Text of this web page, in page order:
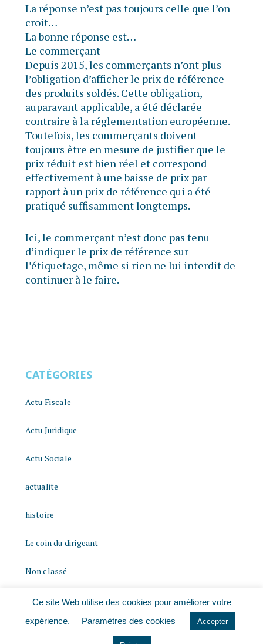
La réponse n’est pas toujours celle que l’on
croit…
La bonne réponse est…
Le commerçant
Depuis 2015, les commerçants n’ont plus
l’obligation d’afficher le prix de référence
des produits soldés. Cette obligation,
auparavant applicable, a été déclarée
contraire à la réglementation européenne.
Toutefois, les commerçants doivent
toujours être en mesure de justifier que le
prix réduit est bien réel et correspond
effectivement à une baisse de prix par
rapport à un prix de référence qui a été
pratiqué suffisamment longtemps.
Ici, le commerçant n’est donc pas tenu
d’indiquer le prix de référence sur
l’étiquetage, même si rien ne lui interdit de
continuer à le faire.
CATÉGORIES
Actu Fiscale
Actu Juridique
Actu Sociale
actualite
histoire
Le coin du dirigeant
Non classé
quizz
Ce site Web utilise des cookies pour améliorer votre
expérience.
Paramètres des cookies Accepter